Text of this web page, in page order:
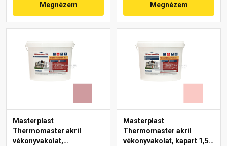
Megnézem Megnézem
Masterplast
Thermomaster akril
vékonyvakolat,
Masterplast
Thermomaster akril
vékonyvakolat, kapart 1,5